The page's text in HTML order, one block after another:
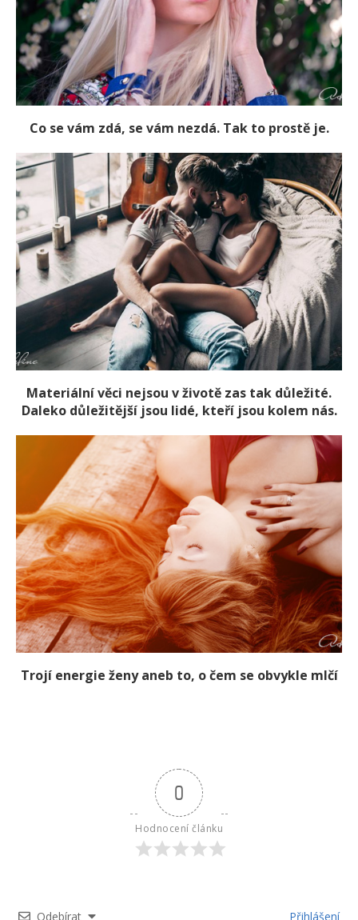
Co se vám zdá, se vám nezdá. Tak to prostě je.
Materiální věci nejsou v životě zas tak důležité.
Daleko důležitější jsou lidé, kteří jsou kolem nás.
Trojí energie ženy aneb to, o čem se obvykle mlčí
0
Hodnocení článku
Odebírat Přihlášení